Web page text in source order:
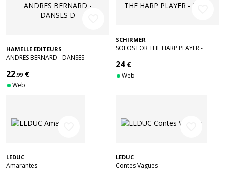
HAMELLE EDITEURS
ANDRES BERNARD - DANSES
22.99 €
Web
SCHIRMER
SOLOS FOR THE HARP PLAYER -
24€
Web
LEDUC
Amarantes
LEDUC
Contes Vagues